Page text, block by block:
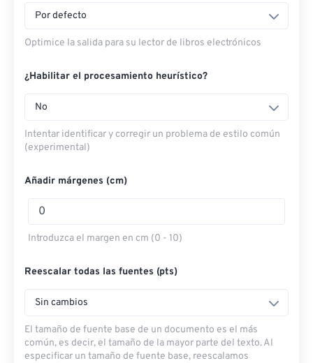
Por defecto
Optimice la salida para su lector de libros electrónicos
¿Habilitar el procesamiento heurístico?
No
Intentar identificar y corregir un problema de estilo común
(experimental)
Añadir márgenes (cm)
Introduzca el margen en cm (0 - 10)
Reescalar todas las fuentes (pts)
Sin cambios
El tamaño de fuente base de un documento es el más
común, es decir, el tamaño de la mayor parte del texto. Al
especificar un tamaño de fuente base, reescalamos